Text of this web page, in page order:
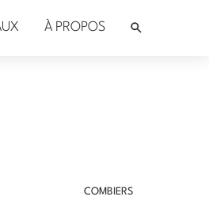
À PROPOS
COMBIERS